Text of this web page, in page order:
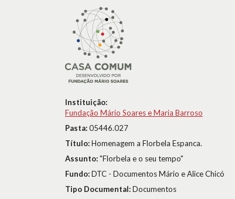
Instituição:
Fundação Mário Soares e Maria Barroso
Pasta:05446.027
Título:Homenagem a Florbela Espanca.
Assunto:"Florbela e o seu tempo"
Fundo:DTC - Documentos Mário e Alice Chicó
Tipo Documental:Documentos